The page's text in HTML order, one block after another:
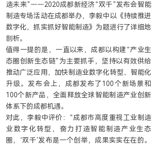
造未来”——2020成都新经济“双千”发布会智能
制造专场活动在成都举办，李毅中以《持续推进
数字化，抓实抓好智能制造》为题进行了详细地
剖析。
值得一提的是，一直以来，成都以构建“产业生
态圈创新生态链”为主要抓手，坚持以有效供给
推动广泛应用，加快制造业数字化转型、智能化
升级。发布会上，成都发布了100个新场景和
100个新产品，全面释放全球智能制造产业创新
体系下的成都机遇。
对此，李毅中评价：“成都市高度重视工业制造
业数字化转型，奋力打造智能制造产业生态
圈，‘双千’发布是一个创举，成果实实在在的。